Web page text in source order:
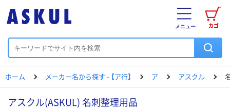
カゴ
メニュー
ホーム メーカー名から探す - 【ア行】 ア アスクル
アスクル(ASKUL) 名刺整理用品